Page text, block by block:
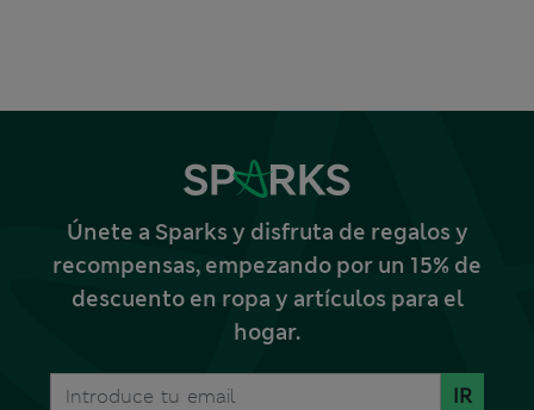
Únete a Sparks y disfruta de regalos y
recompensas, empezando por un 15% de
descuento en ropa y artículos para el
hogar.
IR